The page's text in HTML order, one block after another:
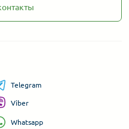
Telegram
Viber
Whatsapp